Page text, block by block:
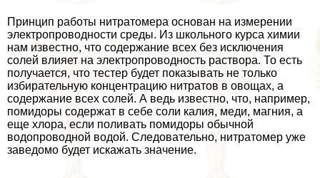
Принцип работы нитратомера основан на измерении
электропроводности среды. Из школьного курса химии
нам известно, что содержание всех без исключения
солей влияет на электропроводность раствора. То есть
получается, что тестер будет показывать не только
избирательную концентрацию нитратов в овощах, а
содержание всех солей. А ведь известно, что, например,
помидоры содержат в себе соли калия, меди, магния, а
еще хлора, если поливать помидоры обычной
водопроводной водой. Следовательно, нитратомер уже
заведомо будет искажать значение.